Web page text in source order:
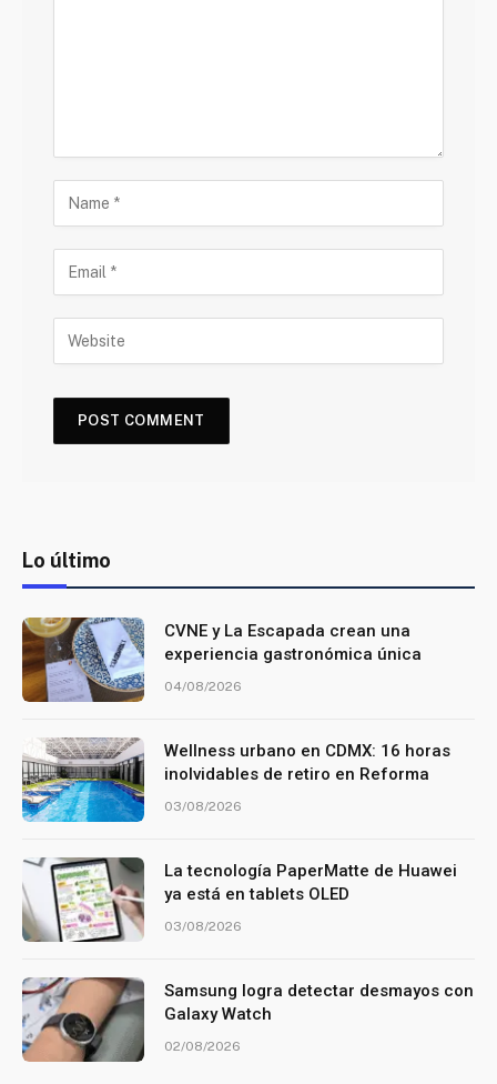
Lo último
CVNE y La Escapada crean una
experiencia gastronómica única
04/08/2026
Wellness urbano en CDMX: 16 horas
inolvidables de retiro en Reforma
03/08/2026
La tecnología PaperMatte de Huawei
ya está en tablets OLED
03/08/2026
Samsung logra detectar desmayos con
Galaxy Watch
02/08/2026